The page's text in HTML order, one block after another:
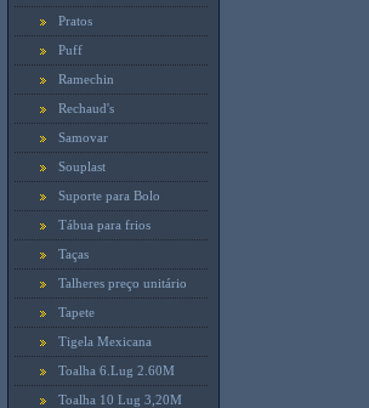
Pratos
Puff
Ramechin
Rechaud's
Samovar
Souplast
Suporte para Bolo
Tábua para frios
Taças
Talheres preço unitário
Tapete
Tigela Mexicana
Toalha 6.Lug 2.60M
Toalha 10 Lug 3,20M